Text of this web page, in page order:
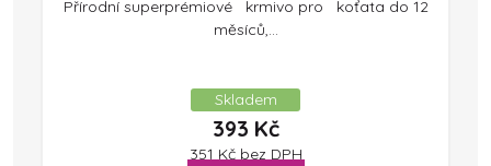
Přírodní superprémiové krmivo pro koťata do 12
měsíců,...
Skladem
393 Kč
351 Kč bez DPH